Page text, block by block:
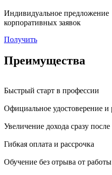
Индивидуальное предложение
корпоративных заявок
Получить
Преимущества
Быстрый старт в профессии
Официальное удостоверение и
Увеличение дохода сразу
Гибкая оплата и рассрочка
Обучение без отрыва от работы